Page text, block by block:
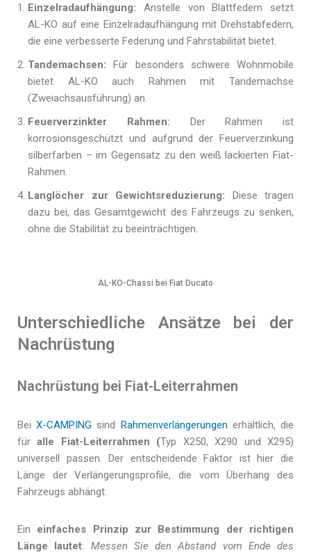
Einzelradaufhängung: Anstelle von Blattfedern setzt
AL-KO auf eine Einzelradaufhängung mit Drehstabfedern,
die eine verbesserte Federung und Fahrstabilität bietet.
Tandemachsen: Für besonders schwere Wohnmobile
bietet AL-KO auch Rahmen mit Tandemachse
(Zweiachsausführung) an.
Feuerverzinkter Rahmen: Der Rahmen ist
korrosionsgeschützt und aufgrund der Feuerverzinkung
silberfarben – im Gegensatz zu den weiß lackierten Fiat-
Rahmen.
Langlöcher zur Gewichtsreduzierung: Diese tragen
dazu bei, das Gesamtgewicht des Fahrzeugs zu senken,
ohne die Stabilität zu beeinträchtigen.
AL-KO-Chassi bei Fiat Ducato
Unterschiedliche Ansätze bei der
Nachrüstung
Nachrüstung bei Fiat-Leiterrahmen
BeiX-CAMPING sind Rahmenverlängerungen erhältlich, die
füralle Fiat-Leiterrahmen (Typ X250, X290 und X295)
universell passen. Der entscheidende Faktor ist hier die
Länge der Verlängerungsprofile, die vom Überhang des
Fahrzeugs abhängt.
Ein einfaches Prinzip zur Bestimmung der richtigen
Länge lautet: Messen Sie den Abstand vom Ende des